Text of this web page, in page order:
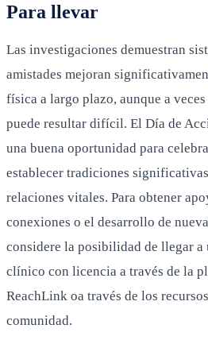
Para llevar
Las investigaciones demuestran
amistades mejoran
física a largo plazo, aunque a
puede resultar difícil. El Día de
una buena oportunidad para
establecer tradiciones
relaciones vitales. Para obtener
conexiones o el desarrollo de
considere la posibilidad de llegar a
clínico con licencia a través de la
ReachLink oa través de los
comunidad.